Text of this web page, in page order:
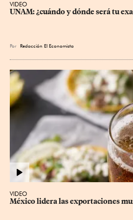
VIDEO
UNAM: ¿cuándo y dónde será tu
Por Redacción El Economista
VIDEO
México lidera las exportaciones